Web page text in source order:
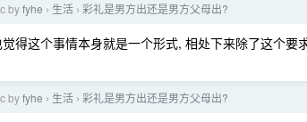
byfyhe › 生活 › 彩礼是男方出还是男方父母出?
得这个事情本身就是一个形式, 相处下来除了这个
byfyhe › 生活 › 彩礼是男方出还是男方父母出?